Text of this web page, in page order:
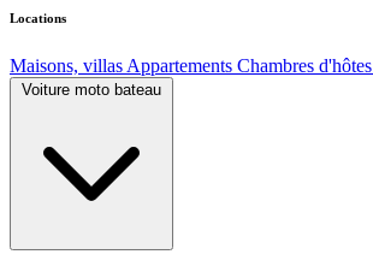
Locations
Maisons, villas Appartements Chambres d'hôtes
Voiture moto bateau